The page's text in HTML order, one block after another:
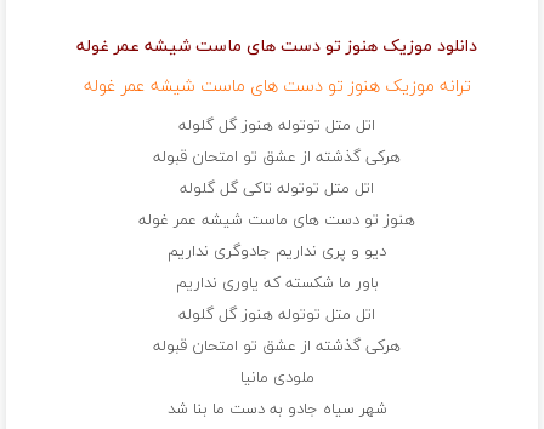
دانلود موزیک هنوز تو دست های ماست شیشه عمر غوله
ترانه موزیک هنوز تو دست های ماست شیشه عمر غوله
اتل متل توتوله هنوز گل گلوله
هرکی گذشته از عشق تو امتحان قبوله
اتل متل توتوله تاکی گل گلوله
هنوز تو دست های ماست شیشه عمر غوله
دیو و پری نداریم جادوگری نداریم
باور ما شکسته که یاوری نداریم
اتل متل توتوله هنوز گل گلوله
هرکی گذشته از عشق تو امتحان قبوله
ملودی مانیا
شهر سیاه جادو به دست ما بنا شد